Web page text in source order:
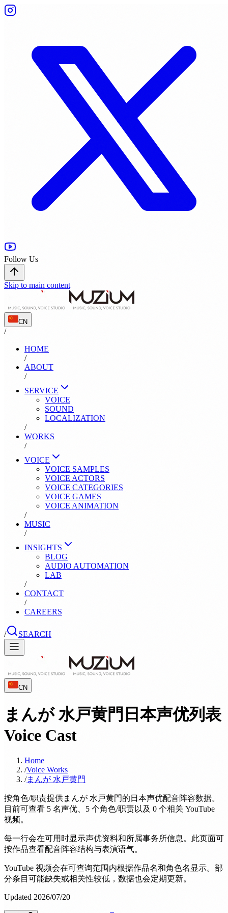
Follow Us
Skip to main content
CN
/
HOME
/
ABOUT
/
SERVICE
VOICE
SOUND
LOCALIZATION
/
WORKS
/
VOICE
VOICE SAMPLES
VOICE ACTORS
VOICE CATEGORIES
VOICE GAMES
VOICE ANIMATION
/
MUSIC
/
INSIGHTS
BLOG
AUDIO AUTOMATION
LAB
/
CONTACT
/
CAREERS
/ SEARCH
CN
まんが 水戸黄門日本声优列表
Voice Cast
Home
/Voice Works
/まんが 水戸黄門
按角色/职责提供まんが 水戸黄門的日本声优配音阵容数据。
目前可查看 5 名声优、5 个角色/职责以及 0 个相关 YouTube
视频。
每一行会在可用时显示声优资料和所属事务所信息。此页面可
按作品查看配音阵容结构与表演语气。
YouTube 视频会在可查询范围内根据作品名和角色名显示。部
分条目可能缺失或相关性较低，数据也会定期更新。
Updated 2026/07/20